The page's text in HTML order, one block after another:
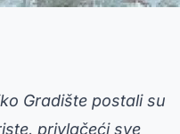
Gradište postali su
privlačeći sve